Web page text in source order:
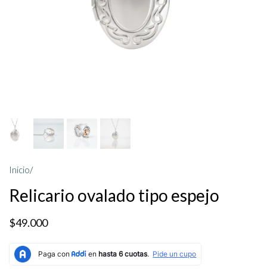
Inicio/
Relicario ovalado tipo espejo
$49.000